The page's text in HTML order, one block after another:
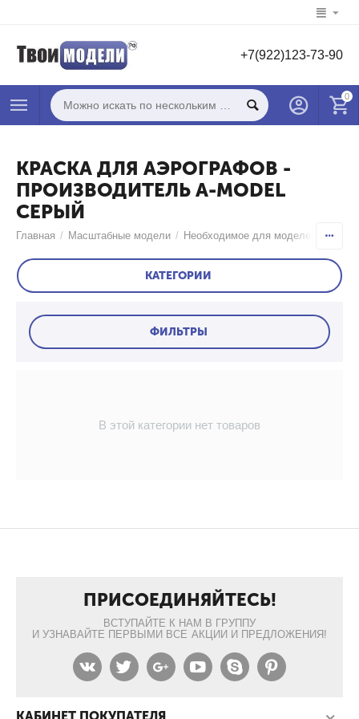
+7(922)123-73-90
0
КРАСКА ДЛЯ АЭРОГРАФОВ -
ПРОИЗВОДИТЕЛЬ A-MODEL
СЕРЫЙ
Главная / Масштабные модели / Необходимое для моделей
КАТЕГОРИИ
ФИЛЬТРЫ
В этой категории нет товаров
ПРИСОЕДИНЯЙТЕСЬ!
ВСТУПАЙТЕ К НАМ В ГРУППУ
И УЗНАВАЙТЕ ПЕРВЫМИ ВСЕ АКЦИИ И ПРЕДЛОЖЕНИЯ!